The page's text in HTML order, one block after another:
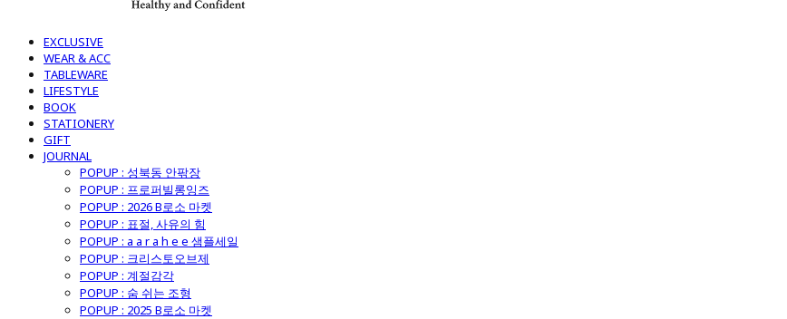
EXCLUSIVE
WEAR & ACC
TABLEWARE
LIFESTYLE
BOOK
STATIONERY
GIFT
JOURNAL
POPUP : 성북동 안팎장
POPUP : 프로퍼빌롱잉즈
POPUP : 2026 B로소 마켓
POPUP : 표절, 사유의 힘
POPUP : a a r a h e e 샘플세일
POPUP : 크리스토오브제
POPUP : 계절감각
POPUP : 숨 쉬는 조형
POPUP : 2025 B로소 마켓